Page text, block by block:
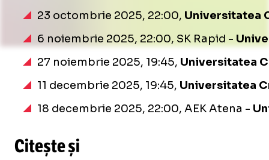
23 octombrie 2025, 22:00, Universitatea
6 noiembrie 2025, 22:00, SK Rapid -
27 noiembrie 2025, 19:45, Universitatea
11 decembrie 2025, 19:45, Universitatea
18 decembrie 2025, 22:00, AEK Atena -
Citește și